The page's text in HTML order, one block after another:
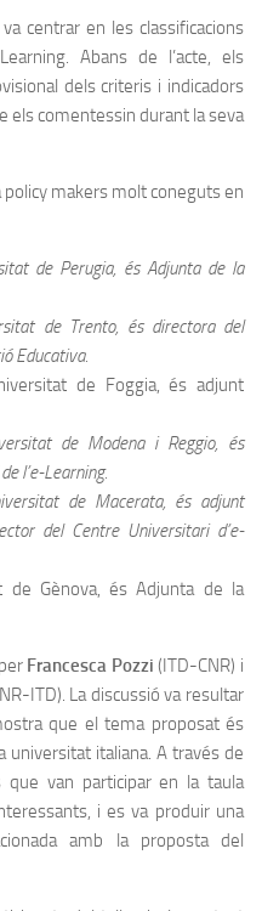
centrar en les classificacions
Abans de l’acte, els
dels criteris i indicadors
els comentessin durant la seva
policy makers molt coneguts en
de Perugia, és Adjunta de la
de Trento, és directora del
Educativa.
de Foggia, és adjunt
de Modena i Reggio, és
l’e-Learning.
de Macerata, és adjunt
del Centre Universitari d’e-
de Gènova, és Adjunta de la
Francesca Pozzi (ITD-CNR) i
ITD). La discussió va resultar
que el tema proposat és
italiana. A través de
van participar en la taula
i es va produir una
amb la proposta del